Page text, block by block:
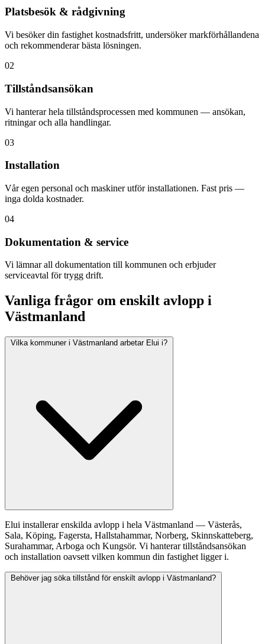
Platsbesök & rådgivning
Vi besöker din fastighet kostnadsfritt, undersöker markförhållandena
och rekommenderar bästa lösningen.
02
Tillståndsansökan
Vi hanterar hela tillståndsprocessen med kommunen — ansökan,
ritningar och alla handlingar.
03
Installation
Vår egen personal och maskiner utför installationen. Fast pris —
inga dolda kostnader.
04
Dokumentation & service
Vi lämnar all dokumentation till kommunen och erbjuder
serviceavtal för trygg drift.
Vanliga frågor om enskilt avlopp i
Västmanland
Vilka kommuner i Västmanland arbetar Elui i?
Elui installerar enskilda avlopp i hela Västmanland — Västerås,
Sala, Köping, Fagersta, Hallstahammar, Norberg, Skinnskatteberg,
Surahammar, Arboga och Kungsör. Vi hanterar tillståndsansökan
och installation oavsett vilken kommun din fastighet ligger i.
Behöver jag söka tillstånd för enskilt avlopp i Västmanland?